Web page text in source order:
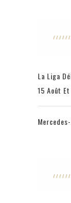
La Liga
15 Août